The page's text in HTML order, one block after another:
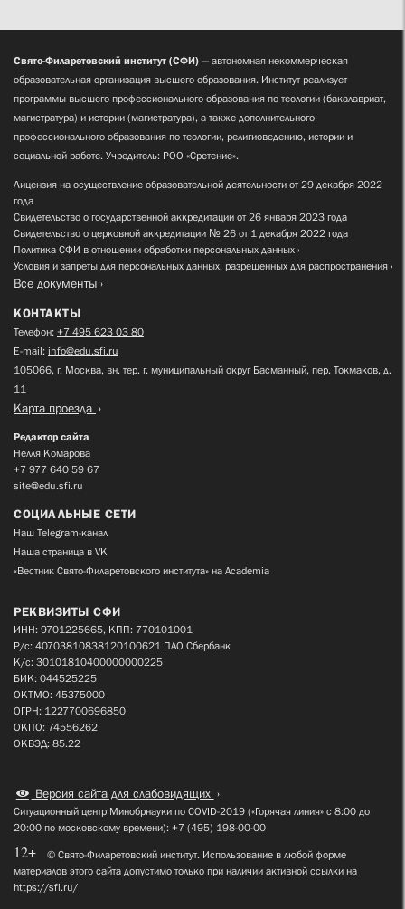
Свято-Филаретовский институт (СФИ) — автономная некоммерческая
образовательная организация высшего образования. Институт реализует
программы высшего профессионального образования по теологии (бакалавриат,
магистратура) и истории (магистратура), а также дополнительного
профессионального образования по теологии, религиоведению, истории и
социальной работе. Учредитель: РОО «Сретение».
Лицензия на осуществление образовательной деятельности от 29 декабря 2022
года
Свидетельство о государственной аккредитации от 26 января 2023 года
Свидетельство о церковной аккредитации № 26 от 1 декабря 2022 года
Политика СФИ в отношении обработки персональных данных
Условия и запреты для персональных данных, разрешенных для распространения
Все документы
КОНТАКТЫ
Телефон: +7 495 623 03 80
E-mail: info@edu.sfi.ru
105066, г. Москва, вн. тер. г. муниципальный округ Басманный, пер. Токмаков, д.
11
Карта проезда
Редактор сайта
Нелля Комарова
+7 977 640 59 67
site@edu.sfi.ru
СОЦИАЛЬНЫЕ СЕТИ
Наш Telegram-канал
Наша страница в VK
«Вестник Свято-Филаретовского института» на Academia
РЕКВИЗИТЫ СФИ
ИНН: 9701225665, КПП: 770101001
Р/с: 40703810838120100621 ПАО Сбербанк
К/с: 30101810400000000225
БИК: 044525225
ОКТМО: 45375000
ОГРН: 1227700696850
ОКПО: 74556262
ОКВЭД: 85.22
Версия сайта для слабовидящих
Ситуационный центр Минобрнауки по COVID-2019 («Горячая линия» с 8:00 до
20:00 по московскому времени): +7 (495) 198-00-00
12+
© Свято-Филаретовский институт. Использование в любой форме
материалов этого сайта допустимо только при наличии активной ссылки на
https://sfi.ru/